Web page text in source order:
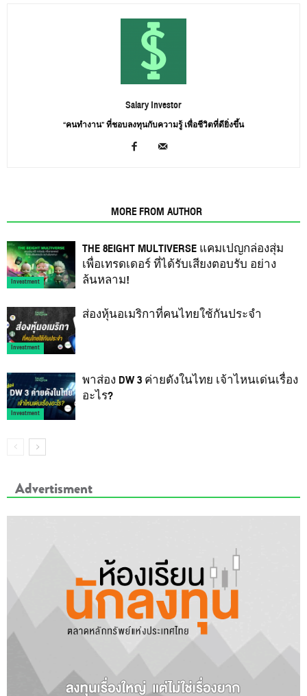
Salary Investor
“คนทำงาน” ที่ชอบลงทุนกับความรู้ เพื่อชีวิตที่ดียิ่งขึ้น
MORE FROM AUTHOR
Investment
THE 8EIGHT MULTIVERSE แคมเปญกล่องสุ่ม
เพื่อเทรดเดอร์ ที่ได้รับเสียงตอบรับ อย่าง
ล้นหลาม!
Investment
ส่องหุ้นอเมริกาที่คนไทยใช้กันประจำ
Investment
พาส่อง DW 3 ค่ายดังในไทย เจ้าไหนเด่นเรื่อง
อะไร?
Advertisment